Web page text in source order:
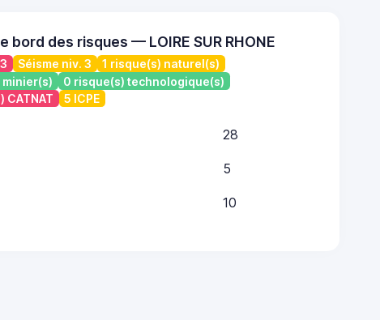
bord des risques — LOIRE SUR RHONE
Séisme niv. 3
1 risque(s) naturel(s)
0 risque(s) technologique(s)
CATNAT
5 ICPE
28
5
10